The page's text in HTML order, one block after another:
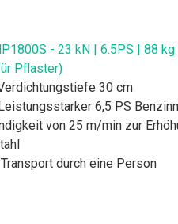
- 23 kN | 6.5PS | 88
Pflaster)
30 cm
6,5 PS
von 25 m/min zur
durch eine Person